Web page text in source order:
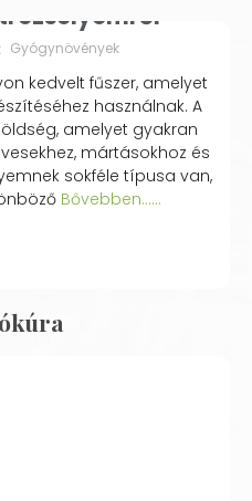
Gyógynövények
kedvelt fűszer, amelyet
használnak. A
amelyet gyakran
mártásokhoz és
sokféle típusa van,
Bővebben...…